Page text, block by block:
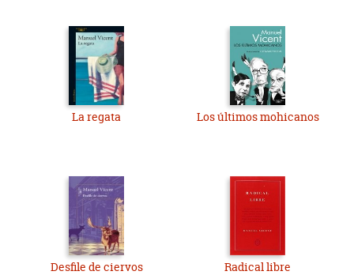
La regata Los últimos mohicanos
Desfile de ciervos Radical libre